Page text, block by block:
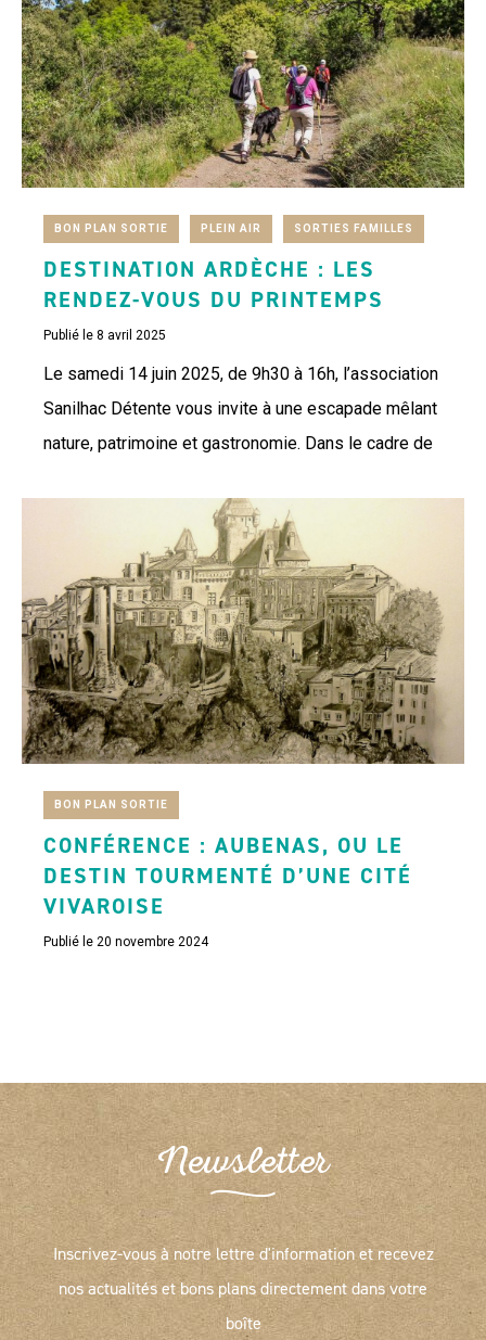
BON PLAN SORTIE PLEIN AIR SORTIES FAMILLES
DESTINATION ARDÈCHE : LES
RENDEZ-VOUS DU PRINTEMPS
Publié le 8 avril 2025
Le samedi 14 juin 2025, de 9h30 à 16h, l’association
Sanilhac Détente vous invite à une escapade mêlant
nature, patrimoine et gastronomie. Dans le cadre de
BON PLAN SORTIE
CONFÉRENCE : AUBENAS, OU LE
DESTIN TOURMENTÉ D’UNE CITÉ
VIVAROISE
Publié le 20 novembre 2024
Newsletter
Inscrivez-vous à notre lettre d'information et recevez
nos actualités et bons plans directement dans votre
boîte